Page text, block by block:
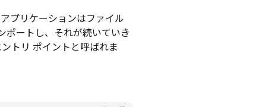
プリケーションはファイル
ポートし、それが続いていき
トリ ポイントと呼ばれま